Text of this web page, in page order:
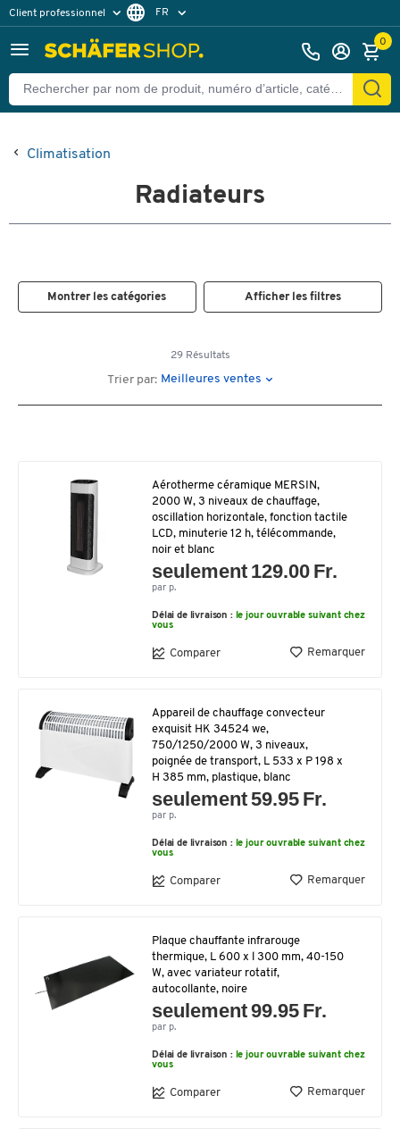
Client professionnel
Client particulier
FR
0
Climatisation
Radiateurs
Montrer les catégories Afficher les filtres
29 Résultats
Trier par: Meilleures ventes
Aérotherme céramique MERSIN,
2000 W, 3 niveaux de chauffage,
oscillation horizontale, fonction tactile
LCD, minuterie 12 h, télécommande,
noir et blanc
seulement 129.00 Fr.
par p.
Délai de livraison : le jour ouvrable suivant chez
vous
Comparer Remarquer
Appareil de chauffage convecteur
exquisit HK 34524 we,
750/1250/2000 W, 3 niveaux,
poignée de transport, L 533 x P 198 x
H 385 mm, plastique, blanc
seulement 59.95 Fr.
par p.
Délai de livraison : le jour ouvrable suivant chez
vous
Comparer Remarquer
Plaque chauffante infrarouge
thermique, L 600 x l 300 mm, 40-150
W, avec variateur rotatif,
autocollante, noire
seulement 99.95 Fr.
par p.
Délai de livraison : le jour ouvrable suivant chez
vous
Comparer Remarquer